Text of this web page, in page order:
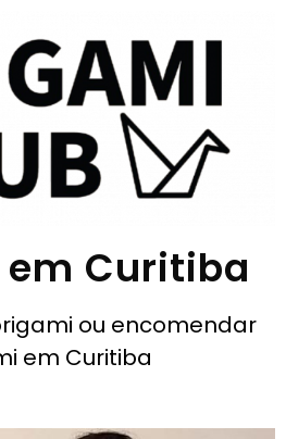
Curitiba
ou encomendar
em Curitiba